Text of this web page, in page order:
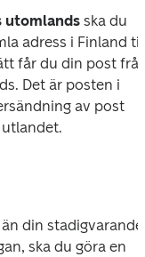
utomlands ska du
adress i Finland
får du din post
Det är posten i
av post
din stadigvarande
ska du göra en